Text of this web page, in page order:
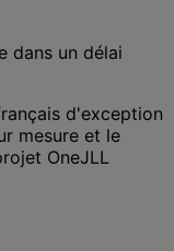
dans un délai
d'exception
mesure et le
OneJLL